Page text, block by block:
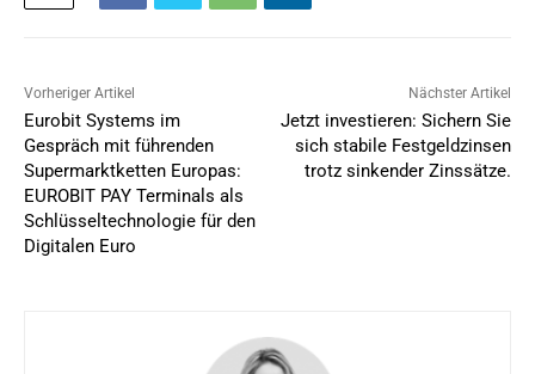
Vorheriger Artikel
Eurobit Systems im
Gespräch mit führenden
Supermarktketten Europas:
EUROBIT PAY Terminals als
Schlüsseltechnologie für den
Digitalen Euro
Nächster Artikel
Jetzt investieren: Sichern Sie
sich stabile Festgeldzinsen
trotz sinkender Zinssätze.